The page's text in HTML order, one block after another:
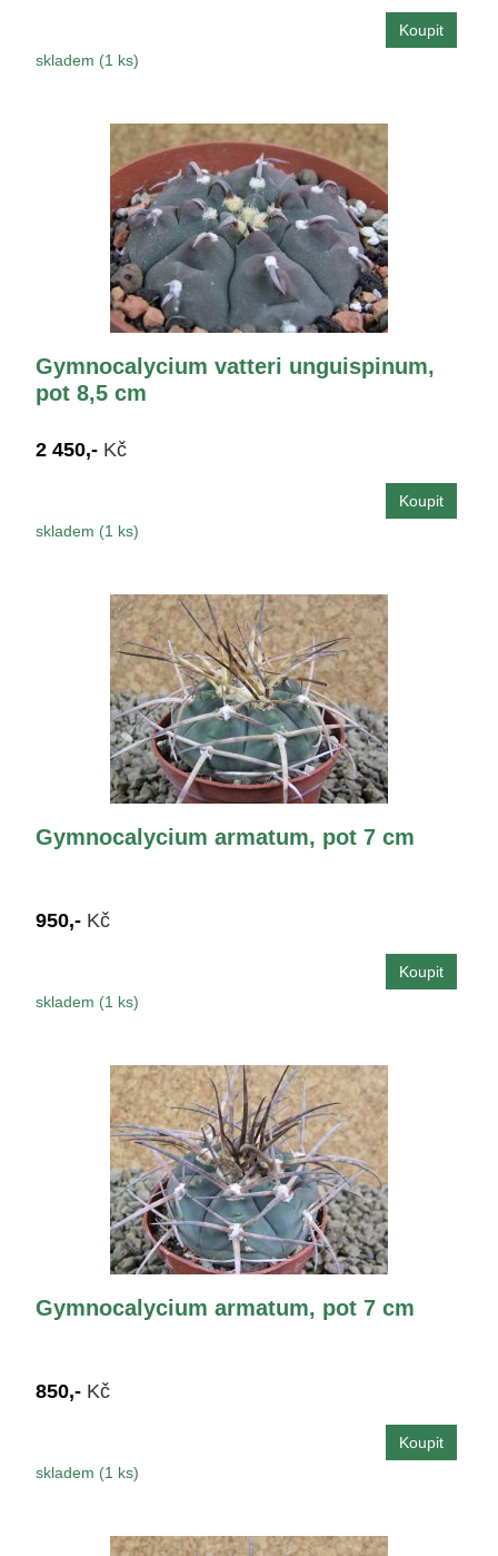
skladem (1 ks)
Gymnocalycium vatteri unguispinum,
pot 8,5 cm
2 450,- Kč
skladem (1 ks)
Gymnocalycium armatum, pot 7 cm
950,- Kč
skladem (1 ks)
Gymnocalycium armatum, pot 7 cm
850,- Kč
skladem (1 ks)